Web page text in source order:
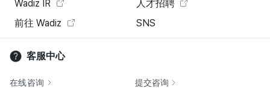
Wadiz IR
人才招聘
前往 Wadiz
SNS
客服中心
在线咨询 提交咨询